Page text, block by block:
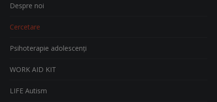
new
window
new
Despre noi
Cercetare
Psihoterapie adolescenți
WORK AID KIT
LIFE Autism